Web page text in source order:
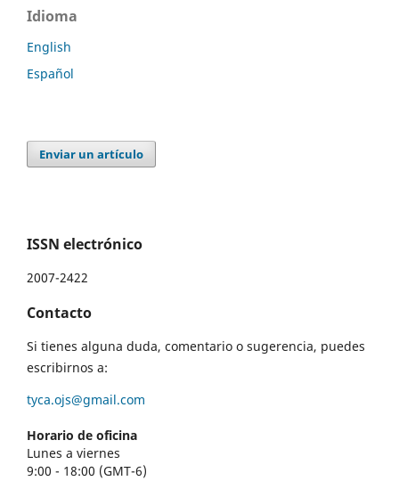
Idioma
English
Español
Enviar un artículo
ISSN electrónico
2007-2422
Contacto
Si tienes alguna duda, comentario o sugerencia, puedes
escribirnos a:
tyca.ojs@gmail.com
Horario de oficina
Lunes a viernes
9:00 - 18:00 (GMT-6)